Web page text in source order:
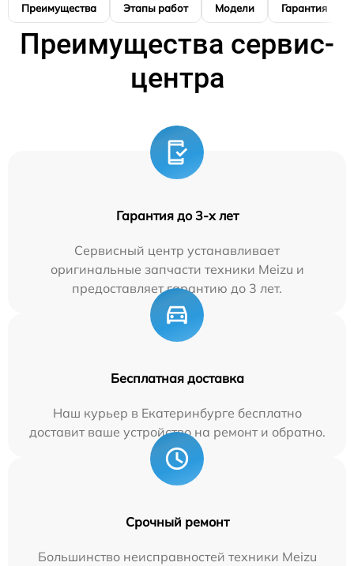
Преимущества Этапы работ Модели Гарантия
Преимущества сервис-
центра
Гарантия до 3-х лет
Сервисный центр устанавливает
оригинальные запчасти техники Meizu и
предоставляет гарантию до 3 лет.
Бесплатная доставка
Наш курьер в Екатеринбурге бесплатно
доставит ваше устройство на ремонт и обратно.
Срочный ремонт
Большинство неисправностей техники Meizu